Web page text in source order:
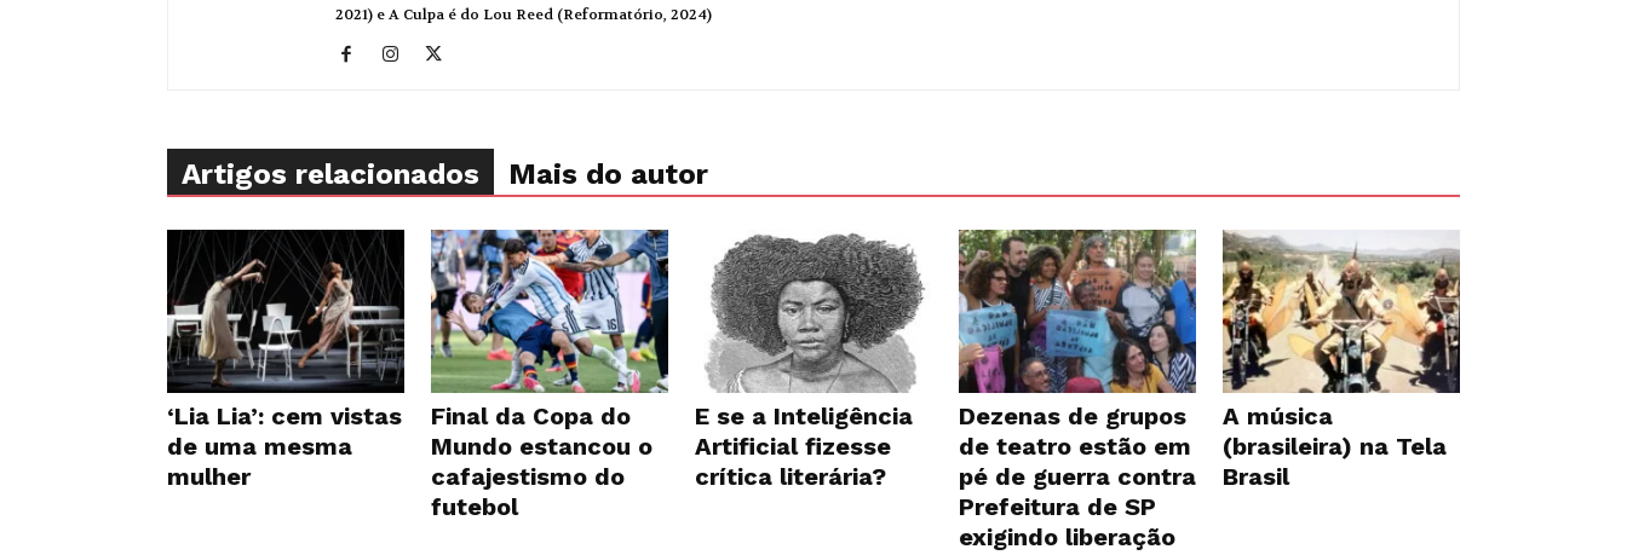
2021) e A Culpa é do Lou Reed (Reformatório, 2024)
Artigos relacionados Mais do autor
‘Lia Lia’: cem vistas
de uma mesma
mulher
Final da Copa do
Mundo estancou o
cafajestismo do
futebol
E se a Inteligência
Artificial fizesse
crítica literária?
Dezenas de grupos
de teatro estão em
pé de guerra contra
Prefeitura de SP
exigindo liberação
A música
(brasileira) na Tela
Brasil